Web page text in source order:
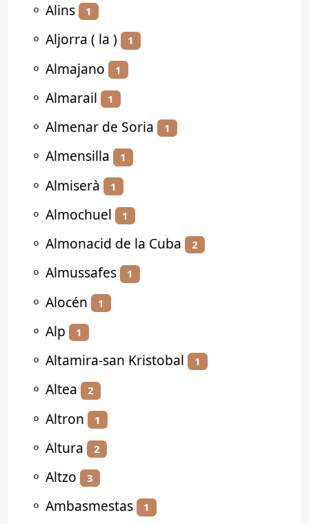
⚬ Alins 1
⚬ Aljorra ( la ) 1
⚬ Almajano 1
⚬ Almarail 1
⚬ Almenar de Soria 1
⚬ Almensilla 1
⚬ Almiserà 1
⚬ Almochuel 1
⚬ Almonacid de la Cuba 2
⚬ Almussafes 1
⚬ Alocén 1
⚬ Alp 1
⚬ Altamira-san Kristobal 1
⚬ Altea 2
⚬ Altron 1
⚬ Altura 2
⚬ Altzo 3
⚬ Ambasmestas 1